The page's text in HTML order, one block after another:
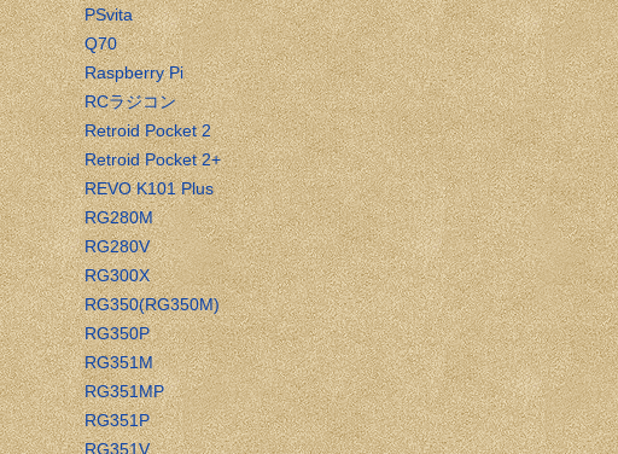
PSvita
Q70
Raspberry Pi
RCラジコン
Retroid Pocket 2
Retroid Pocket 2+
REVO K101 Plus
RG280M
RG280V
RG300X
RG350(RG350M)
RG350P
RG351M
RG351MP
RG351P
RG351V